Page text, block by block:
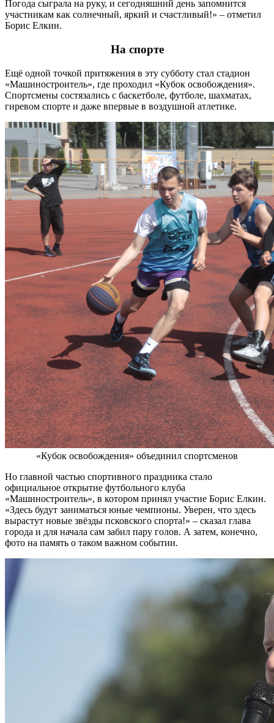
Погода сыграла на руку, и сегодняшний день запомнится
участникам как солнечный, яркий и счастливый!» – отметил
Борис Елкин.
На спорте
Ещё одной точкой притяжения в эту субботу стал стадион
«Машиностроитель», где проходил «Кубок освобождения».
Спортсмены состязались с баскетболе, футболе, шахматах,
гиревом спорте и даже впервые в воздушной атлетике.
«Кубок освобождения» объединил спортсменов
Но главной частью спортивного праздника стало
официальное открытие футбольного клуба
«Машиностроитель», в котором принял участие Борис Елкин.
«Здесь будут заниматься юные чемпионы. Уверен, что здесь
вырастут новые звёзды псковского спорта!» – сказал глава
города и для начала сам забил пару голов. А затем, конечно,
фото на память о таком важном событии.